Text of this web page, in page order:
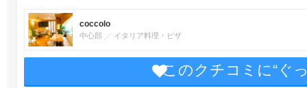
coccolo
中心部 イタリア料理・ピザ
このクチコミに“ぐ